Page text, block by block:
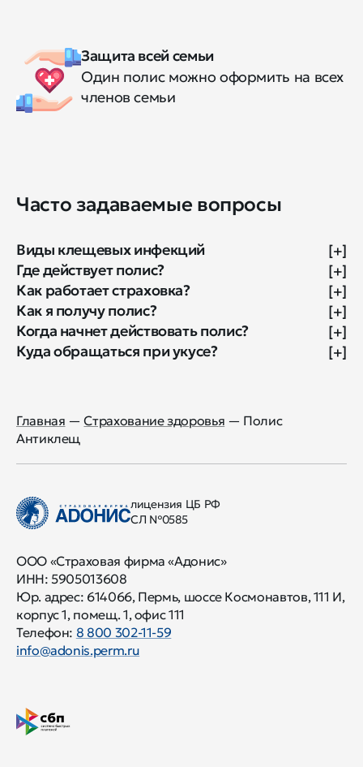
Защита всей семьи
Один полис можно оформить на всех
членов семьи
Часто задаваемые вопросы
Виды клещевых инфекций
[+]
Где действует полис?
[+]
Как работает страховка?
[+]
Как я получу полис?
[+]
Когда начнет действовать полис?
[+]
Куда обращаться при укусе?
[+]
Главная —Страхование здоровья — Полис
Антиклещ
лицензия ЦБ РФ
СЛ №0585
ООО «Страховая фирма «Адонис»
ИНН: 5905013608
Юр. адрес: 614066, Пермь, шоссе Космонавтов, 111 И,
корпус 1, помещ. 1, офис 111
Телефон: 8 800 302-11-59
info@adonis.perm.ru